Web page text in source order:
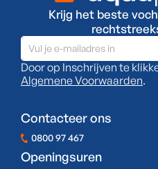
Krijg het beste
Door op Inschrijven te
Algemene Voorwaarden.
Contacteer ons
0800 97 467
Openingsuren